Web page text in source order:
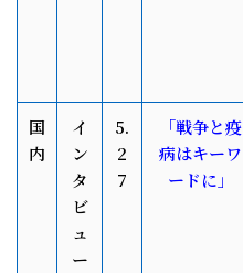
国
内
イ
ン
タ
ビ
ュ
ー
5.
2
7
「戦争と疫
病はキーワ
ードに」